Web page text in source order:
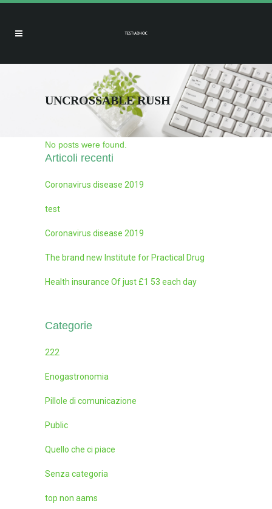
UNCROSSABLE RUSH
No posts were found.
Articoli recenti
Coronavirus disease 2019
test
Coronavirus disease 2019
The brand new Institute for Practical Drug
Health insurance Of just £1 53 each day
Categorie
222
Enogastronomia
Pillole di comunicazione
Public
Quello che ci piace
Senza categoria
top non aams